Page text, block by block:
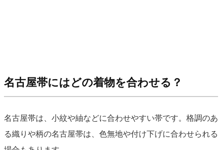
名古屋帯にはどの着物を合わせる？
名古屋帯は、小紋や紬などに合わせやすい帯です。格調のあ
る織りや柄の名古屋帯は、色無地や付け下げに合わせられる